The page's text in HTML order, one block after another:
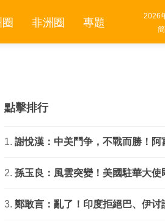
2026
非洲圈 專題
點擊排行
謝悅漢：中美鬥争，不戰而勝！阿
孫玉良：風雲突變！美國駐華大使
鄭敢言：亂了！印度拒絕巴、伊讨